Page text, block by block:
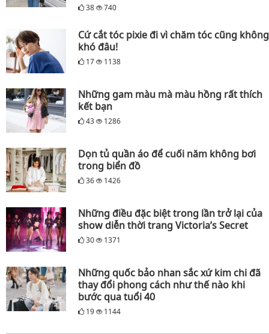
38 740
Cứ cắt tóc pixie đi vì chăm tóc cũng không
khó đâu!
17 1138
Những gam màu mà màu hồng rất thích
kết bạn
43 1286
Dọn tủ quần áo để cuối năm không bơi
trong biển đồ
36 1426
Những điều đặc biệt trong lần trở lại của
show diễn thời trang Victoria’s Secret
30 1371
Những quốc bảo nhan sắc xứ kim chi đã
thay đổi phong cách như thế nào khi
bước qua tuổi 40
19 1144